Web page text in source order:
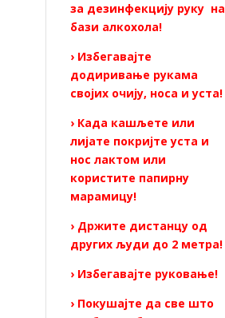
за дезинфекцију руку на
бази алкохола!
› Избегавајте
додиривање рукама
својих очију, носа и уста!
› Када кашљете или
лијате покријте уста и
нос лактом или
користите папирну
марамицу!
› Држите дистанцу од
других људи до 2 метра!
› Избегавајте руковање!
› Покушајте да све што